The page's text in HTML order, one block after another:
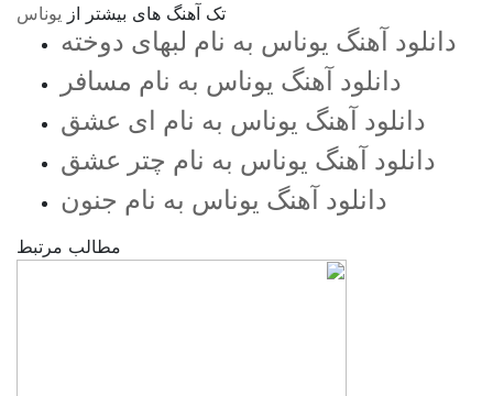
تک آهنگ های بیشتر از یوناس
دانلود آهنگ یوناس به نام لبهای دوخته
دانلود آهنگ یوناس به نام مسافر
دانلود آهنگ یوناس به نام ای عشق
دانلود آهنگ یوناس به نام چتر عشق
دانلود آهنگ یوناس به نام جنون
مطالب مرتبط